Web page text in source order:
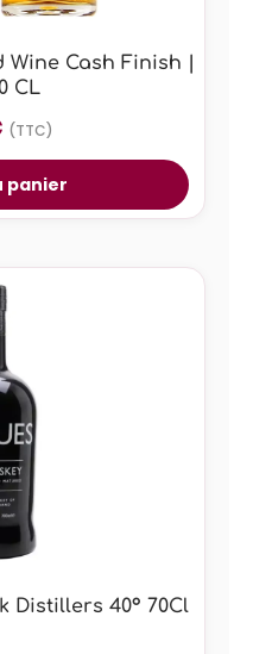
Cash Finish |
CL
(TTC)
panier
Distillers 40° 70Cl